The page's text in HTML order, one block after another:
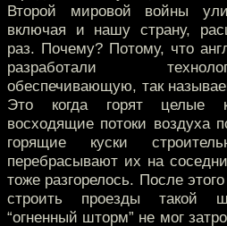
Второй мировой войны
включая и нашу страну,
раз. Почему? Потому, что
разработали
обеспечивающую, так
Это когда горят целые
восходящие потоки воздуха
горящие куски
перебрасывают их на
тоже разгорелось. После
строить проезды такой
“огненный шторм” не мог